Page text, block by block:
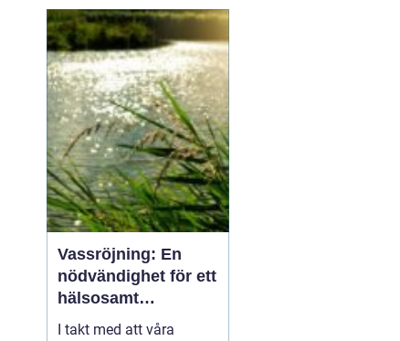
i ett vanligt bostadsrum.
Fukt, damm, spån och
mekaniskt slitage kan
snabbt skapa problem
om komponenterna inte
är rätt valda.02 augusti
2026
Vassröjning: En
nödvändighet för ett
hälsosamt
vattenlandskap
I takt med att våra